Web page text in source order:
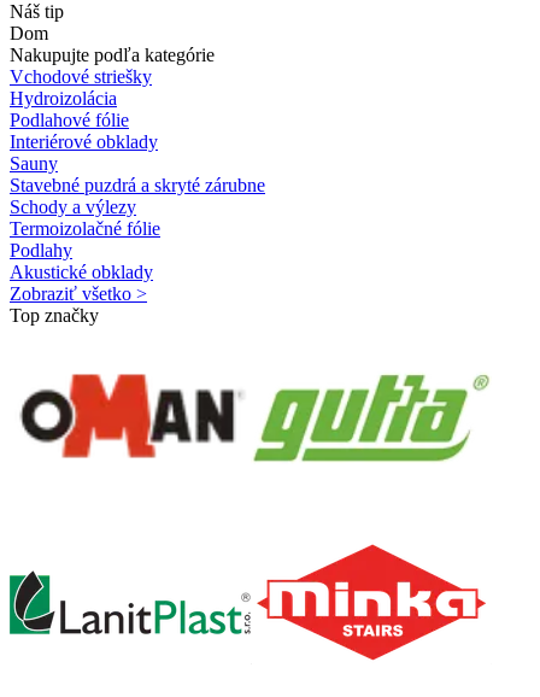
Náš tip
Dom
Nakupujte podľa kategórie
Vchodové striešky
Hydroizolácia
Podlahové fólie
Interiérové obklady
Sauny
Stavebné puzdrá a skryté zárubne
Schody a výlezy
Termoizolačné fólie
Podlahy
Akustické obklady
Zobraziť všetko >
Top značky